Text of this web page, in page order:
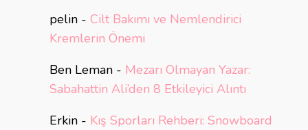
pelin - Cilt Bakımı ve Nemlendirici
Kremlerin Önemi
Ben Leman - Mezarı Olmayan Yazar:
Sabahattin Ali’den 8 Etkileyici Alıntı
Erkin - Kış Sporları Rehberi: Snowboard